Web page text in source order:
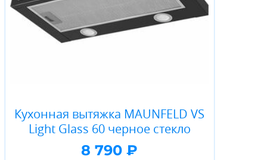
Кухонная вытяжка MAUNFELD VS
Light Glass 60 черное стекло
8 790 ₽